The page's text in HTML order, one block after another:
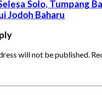
Solo, Tumpang
Jodoh Baharu
will not be published.